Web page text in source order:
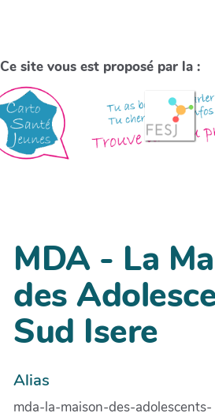
Ce site vous est proposé par la :
MDA - La
des
Sud Isere
Alias
mda-la-maison-des-adolescents-